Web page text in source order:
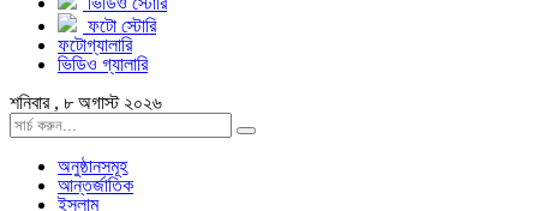
ফটো স্টোরি
ফটোগ্যালারি
ভিডিও গ্যালারি
শনিবার , ৮ অগাস্ট ২০২৬
অনুষ্ঠানসমূহ
আন্তর্জাতিক
ইসলাম